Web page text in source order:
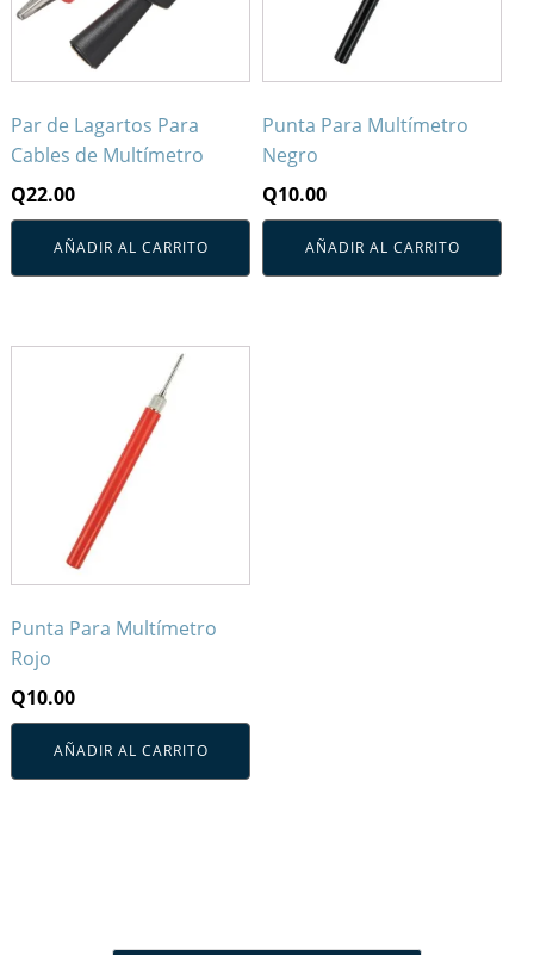
Par de Lagartos Para
Cables de Multímetro
Q22.00
AÑADIR AL CARRITO
Punta Para Multímetro
Negro
Q10.00
AÑADIR AL CARRITO
Punta Para Multímetro
Rojo
Q10.00
AÑADIR AL CARRITO